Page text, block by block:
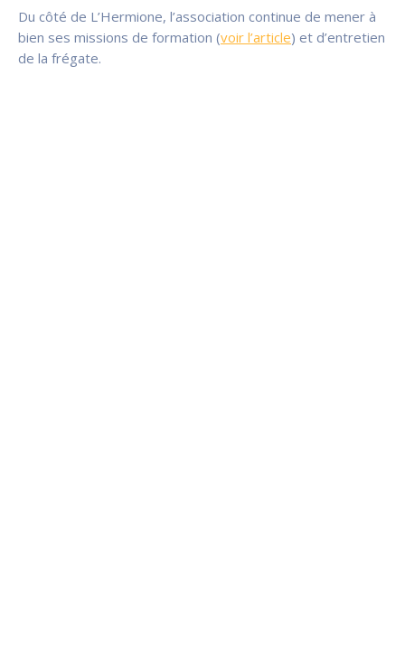
Du côté de L’Hermione, l’association continue de mener à
bien ses missions de formation (voir l’article) et d’entretien
de la frégate.